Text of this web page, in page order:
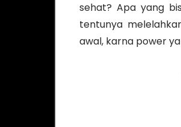
sehat? Apa yang
tentunya
awal, karna power